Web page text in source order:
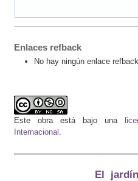
Enlaces refback
No hay ningún enlace refback.
Este obra está bajo una
Internacional .
El